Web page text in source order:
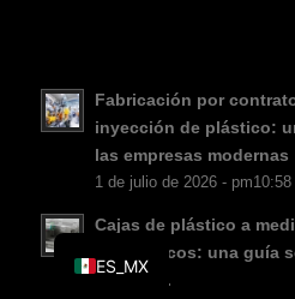
Fabricación por
inyección de plástico:
las empresas modernas
1 de julio de 2026 - pm10:58
Cajas de plástico a
electrónicos: una guía
moderna.
ES_MX
EN
IT
FR
DE